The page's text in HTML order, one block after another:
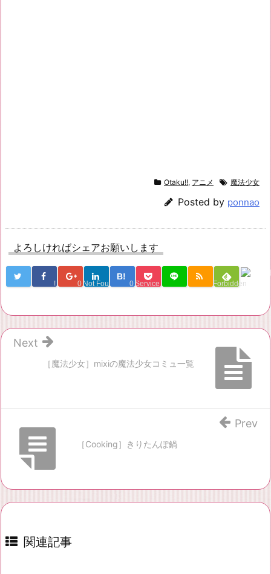
Otaku!!, アニメ 魔法少女
Posted by ponnao
よろしければシェアお願いします
! 0 Not Found
B!
0 Service Una Forbidden
［魔法少女］mixiの魔法少女コミュ一覧
Next
［Cooking］きりたんぽ鍋
Prev
関連記事